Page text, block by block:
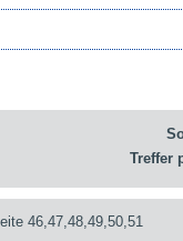
Treffer
46,47,48,49,50,51